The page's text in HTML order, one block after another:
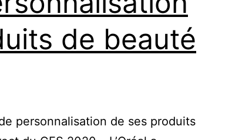
de beauté
personnalisation de ses produits